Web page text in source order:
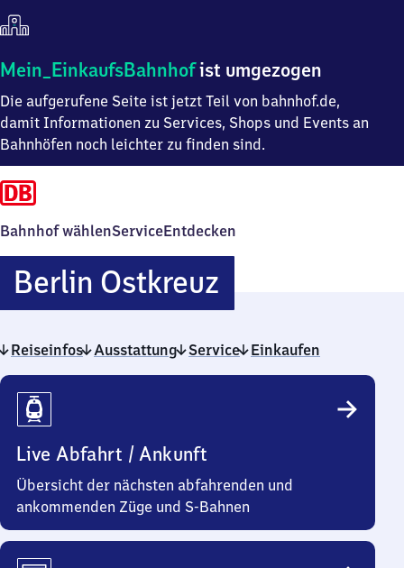
Mein
Einkaufsbahnhof
ist
umgezogen
Mein_EinkaufsBahnhofist umgezogen
Die aufgerufene Seite ist jetzt Teil von bahnhof.de,
damit Informationen zu Services, Shops und Events an
Bahnhöfen noch leichter zu finden sind.
Bahnhof wählenServiceEntdecken
Berlin OstkreuzBerlin
Ostkreuz
Reiseinfos Ausstattung Service Einkaufen
Reiseinfos
Live Abfahrt / Ankunft
Übersicht der nächsten abfahrenden und
ankommenden Züge und S-Bahnen